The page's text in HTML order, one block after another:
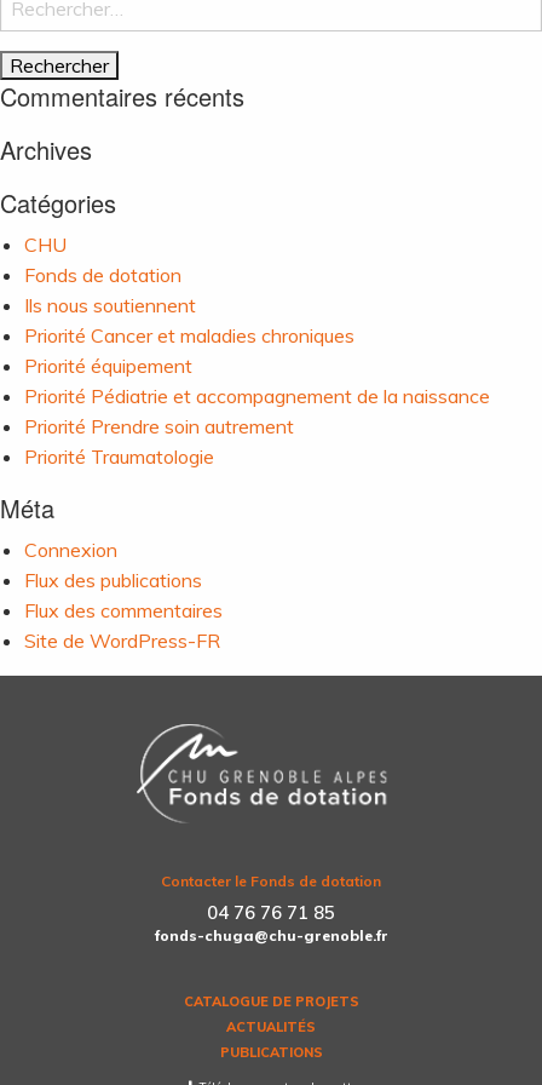
l’article
Commentaires récents
Archives
Catégories
CHU
Fonds de dotation
Ils nous soutiennent
Priorité Cancer et maladies chroniques
Priorité équipement
Priorité Pédiatrie et accompagnement de la naissance
Priorité Prendre soin autrement
Priorité Traumatologie
Méta
Connexion
Flux des publications
Flux des commentaires
Site de WordPress-FR
Contacter le Fonds de dotation
04 76 76 71 85
fonds-chuga@chu-grenoble.fr
CATALOGUE DE PROJETS
ACTUALITÉS
PUBLICATIONS